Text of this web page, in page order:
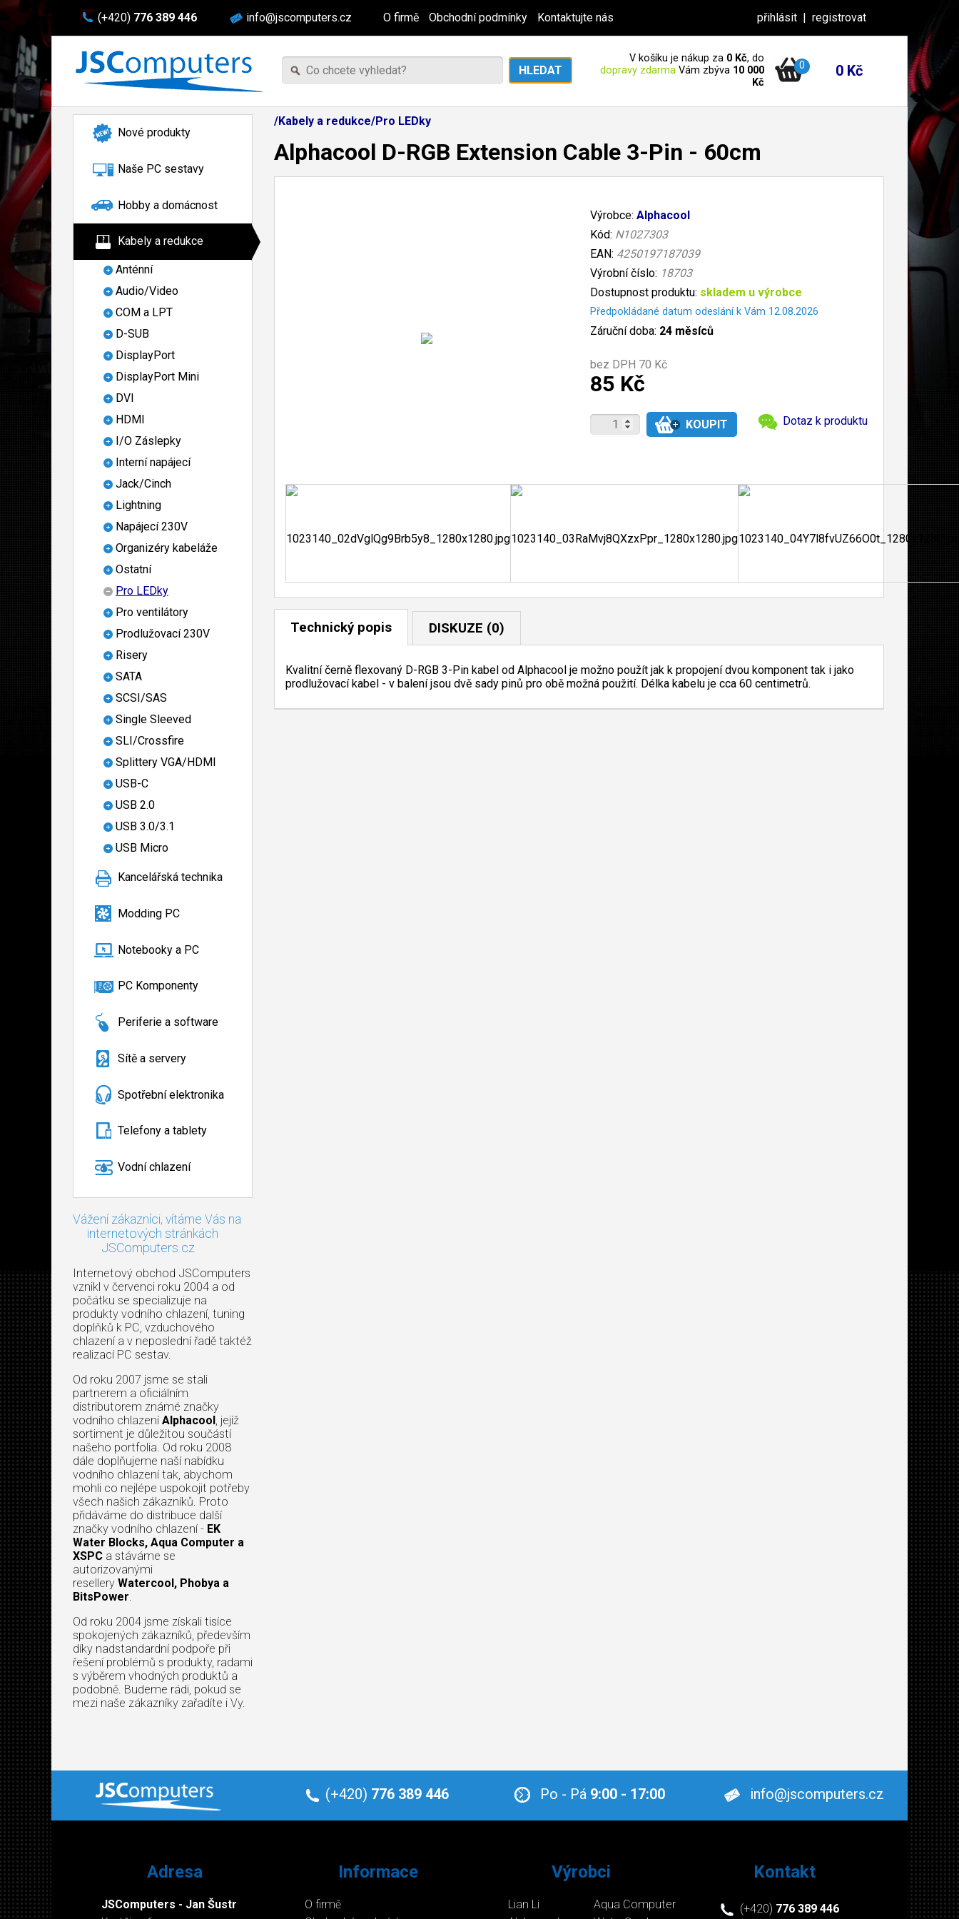
(+420) 776 389 446 info@jscomputers.cz O firmě Obchodní podmínky Kontaktujte nás přihlásit | registrovat
V košíku je nákup za 0 Kč, do
dopravy zdarma Vám zbýva 10 000
Kč
0 0 Kč
Nové produkty
Naše PC sestavy
Hobby a domácnost
Kabely a redukce
Anténní
Audio/Video
COM a LPT
D-SUB
DisplayPort
DisplayPort Mini
DVI
HDMI
I/O Záslepky
Interní napájecí
Jack/Cinch
Lightning
Napájecí 230V
Organizéry kabeláže
Ostatní
Pro LEDky
Pro ventilátory
Prodlužovací 230V
Risery
SATA
SCSI/SAS
Single Sleeved
SLI/Crossfire
Splittery VGA/HDMI
USB-C
USB 2.0
USB 3.0/3.1
USB Micro
Kancelářská technika
Modding PC
Notebooky a PC
PC Komponenty
Periferie a software
Sítě a servery
Spotřební elektronika
Telefony a tablety
Vodní chlazení
Vážení zákazníci, vítáme Vás na
internetových stránkách
JSComputers.cz
Internetový obchod JSComputers
vznikl v červenci roku 2004 a od
počátku se specializuje na
produkty vodního chlazení, tuning
doplňků k PC, vzduchového
chlazení a v neposlední řadě taktéž
realizací PC sestav.
Od roku 2007 jsme se stali
partnerem a oficiálním
distributorem známé značky
vodního chlazení Alphacool, jejíž
sortiment je důležitou součástí
našeho portfolia. Od roku 2008
dále doplňujeme naší nabídku
vodního chlazení tak, abychom
mohli co nejlépe uspokojit potřeby
všech našich zákazníků. Proto
přidáváme do distribuce další
značky vodního chlazení - EK
Water Blocks, Aqua Computer a
XSPC a stáváme se
autorizovanými
resellery Watercool, Phobya a
BitsPower.
Od roku 2004 jsme získali tisíce
spokojených zákazníků, především
díky nadstandardní podpoře při
řešení problémů s produkty, radami
s výběrem vhodných produktů a
podobně. Budeme rádi, pokud se
mezi naše zákazníky zařadíte i Vy.
/Kabely a redukce/Pro LEDky
Alphacool D-RGB Extension Cable 3-Pin - 60cm
Výrobce: Alphacool
Kód: N1027303
EAN: 4250197187039
Výrobní číslo: 18703
Dostupnost produktu: skladem u výrobce
Předpokládané datum odeslání k Vám 12.08.2026
Záruční doba: 24 měsíců
bez DPH 70 Kč
85 Kč
Dotaz k produktu
Technický popis DISKUZE (0)
Kvalitní černě flexovaný D-RGB 3-Pin kabel od Alphacool je možno použít jak k propojení dvou komponent tak i jako
prodlužovací kabel - v balení jsou dvě sady pinů pro obě možná použití. Délka kabelu je cca 60 centimetrů.
(+420) 776 389 446 Po - Pá 9:00 - 17:00 info@jscomputers.cz
Adresa
JSComputers - Jan Šustr
Informace
O firmě
Výrobci
Lian Li
Aqua Computer
Kontakt
(+420) 776 389 446